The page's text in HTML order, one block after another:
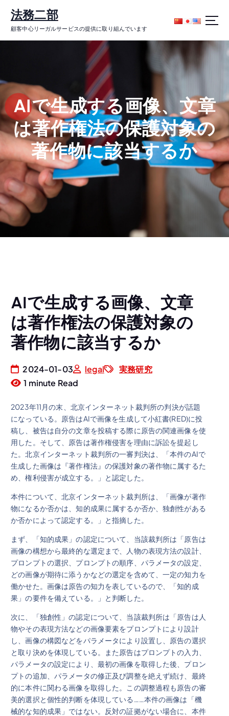
ン
キ
ッ
プ
法務二部
顧客中心リーガルサービスの提供に取り組んでいます
AIで生成する画像、文章
は著作権法の保護対象の
著作物に該当するか
AIで生成する画像、文章
は著作権法の保護対象の
著作物に該当するか
2024-01-03 legal
実務研究
1 minute Read
2023年11月の末、北京インターネット裁判所の判決が話題
になっている。原告はAIで画像を生成して小紅書(RED)に投
稿し、被告は自分の文章を投稿する際に原告の関連画像を使
用した。そして、原告は著作権侵害を理由に訴訟を提起し
た。北京インターネット裁判所の一審判決は、「本件のAIで
生成した画像は『著作権法』の保護対象の著作物に属するた
め、権利侵害が成立する。」と認定した。
本件について、北京インターネット裁判所は、「画像が著作
物になるか否かは、知的成果に属するか否か、独創性がある
か否かによって認定する。」と指摘した。
まず、「知的成果」の認定について、当該裁判所は「原告は
画像の構想から最終的な選定まで、人物の表現方法の設計、
プロンプトの選択、プロンプトの順序、パラメータの設定、
どの画像が期待に添うかなどの選定を含めて、一定の知力を
働かせた。画像は原告の知力を表しているので、「知的成
果」の要件を備えている。」と判断した。
次に、「独創性」の認定について、当該裁判所は「原告は人
物やその表現方法などの画像要素をプロンプトにより設計
し、画像の構図などをパラメータにより設置し、原告の選択
と取り決めを体現している。また原告はプロンプトの入力、
パラメータの設定により、最初の画像を取得した後、プロン
プトの追加、パラメータの修正及び調整を絶えず続け、最終
的に本件に関わる画像を取得した。この調整過程も原告の審
美的選択と個性的判断を体現している……本件の画像は「機
械的な知的成果」ではない。反対の証拠がない場合に、本件